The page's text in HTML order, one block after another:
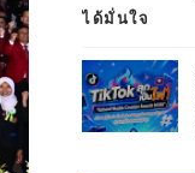
ได้มั่นใจ